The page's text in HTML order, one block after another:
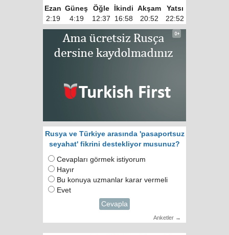
Ezan Güneş Öğle İkindi Akşam
Yatsı
2:19
4:19 12:37 16:58 20:52 22:52
Rusya ve Türkiye arasında 'pasaportsuz
seyahat' fikrini destekliyor musunuz?
Cevapları görmek istiyorum
Hayır
Bu konuya uzmanlar karar vermeli
Evet
Cevapla
Anketler →